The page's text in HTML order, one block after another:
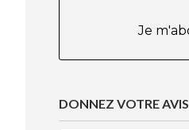
DONNEZ VOTRE AVIS